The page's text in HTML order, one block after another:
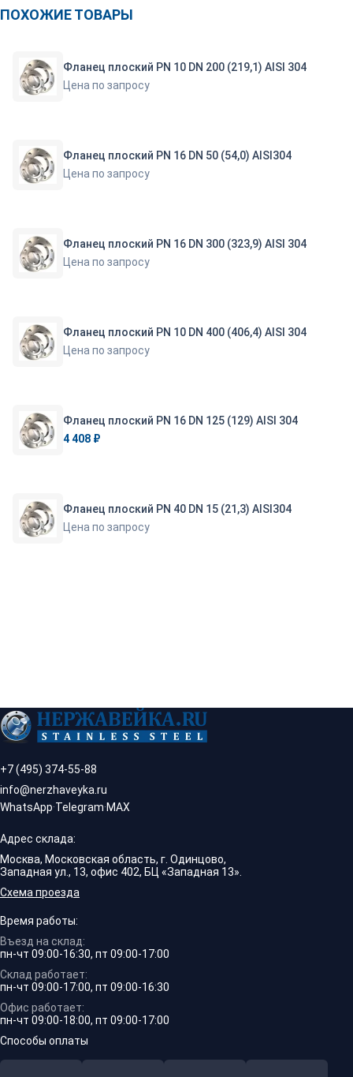
ПОХОЖИЕ ТОВАРЫ
Фланец плоский PN 10 DN 200 (219,1) AISI 304
Цена по запросу
Фланец плоский PN 16 DN 50 (54,0) AISI304
Цена по запросу
Фланец плоский PN 16 DN 300 (323,9) AISI 304
Цена по запросу
Фланец плоский PN 10 DN 400 (406,4) AISI 304
Цена по запросу
Фланец плоский PN 16 DN 125 (129) AISI 304
4 408 ₽
Фланец плоский PN 40 DN 15 (21,3) AISI304
Цена по запросу
+7 (495) 374-55-88
info@nerzhaveyka.ru
WhatsApp·Telegram·MAX
Адрес склада:
Москва, Московская область, г. Одинцово,
Западная ул., 13, офис 402, БЦ «Западная 13».
Схема проезда
Время работы:
Въезд на склад:
пн-чт 09:00-16:30, пт 09:00-17:00
Склад работает:
пн-чт 09:00-17:00, пт 09:00-16:30
Офис работает:
пн-чт 09:00-18:00, пт 09:00-17:00
Способы оплаты